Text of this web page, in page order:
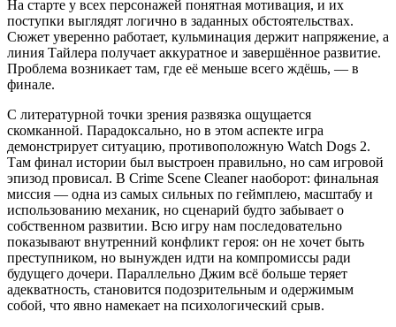
На старте у всех персонажей понятная мотивация, и их
поступки выглядят логично в заданных обстоятельствах.
Сюжет уверенно работает, кульминация держит напряжение, а
линия Тайлера получает аккуратное и завершённое развитие.
Проблема возникает там, где её меньше всего ждёшь, — в
финале.
С литературной точки зрения развязка ощущается
скомканной. Парадоксально, но в этом аспекте игра
демонстрирует ситуацию, противоположную Watch Dogs 2.
Там финал истории был выстроен правильно, но сам игровой
эпизод провисал. В Crime Scene Cleaner наоборот: финальная
миссия — одна из самых сильных по геймплею, масштабу и
использованию механик, но сценарий будто забывает о
собственном развитии. Всю игру нам последовательно
показывают внутренний конфликт героя: он не хочет быть
преступником, но вынужден идти на компромиссы ради
будущего дочери. Параллельно Джим всё больше теряет
адекватность, становится подозрительным и одержимым
собой, что явно намекает на психологический срыв.